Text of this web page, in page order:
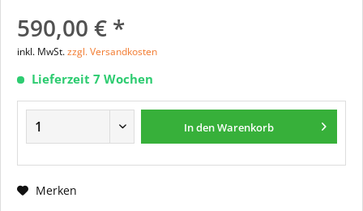
590,00 € *
inkl. MwSt.zzgl. Versandkosten
Lieferzeit 7 Wochen
In denWarenkorb
Merken